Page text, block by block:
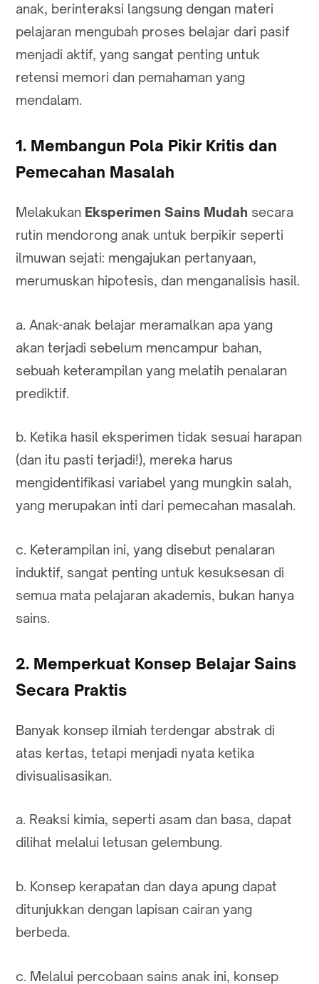
anak, berinteraksi langsung dengan materi
pelajaran mengubah proses belajar dari pasif
menjadi aktif, yang sangat penting untuk
retensi memori dan pemahaman yang
mendalam.
1. Membangun Pola Pikir Kritis dan
Pemecahan Masalah
Melakukan Eksperimen Sains Mudah secara
rutin mendorong anak untuk berpikir seperti
ilmuwan sejati: mengajukan pertanyaan,
merumuskan hipotesis, dan menganalisis hasil.
a. Anak-anak belajar meramalkan apa yang
akan terjadi sebelum mencampur bahan,
sebuah keterampilan yang melatih penalaran
prediktif.
b. Ketika hasil eksperimen tidak sesuai harapan
(dan itu pasti terjadi!), mereka harus
mengidentifikasi variabel yang mungkin salah,
yang merupakan inti dari pemecahan masalah.
c. Keterampilan ini, yang disebut penalaran
induktif, sangat penting untuk kesuksesan di
semua mata pelajaran akademis, bukan hanya
sains.
2. Memperkuat Konsep Belajar Sains
Secara Praktis
Banyak konsep ilmiah terdengar abstrak di
atas kertas, tetapi menjadi nyata ketika
divisualisasikan.
a. Reaksi kimia, seperti asam dan basa, dapat
dilihat melalui letusan gelembung.
b. Konsep kerapatan dan daya apung dapat
ditunjukkan dengan lapisan cairan yang
berbeda.
c. Melalui percobaan sains anak ini, konsep